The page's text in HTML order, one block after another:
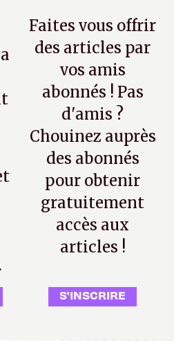
Faites vous offrir
des articles par
vos amis
abonnés ! Pas
d'amis ?
Chouinez auprès
des abonnés
pour obtenir
gratuitement
accès aux
articles !
S'INSCRIRE